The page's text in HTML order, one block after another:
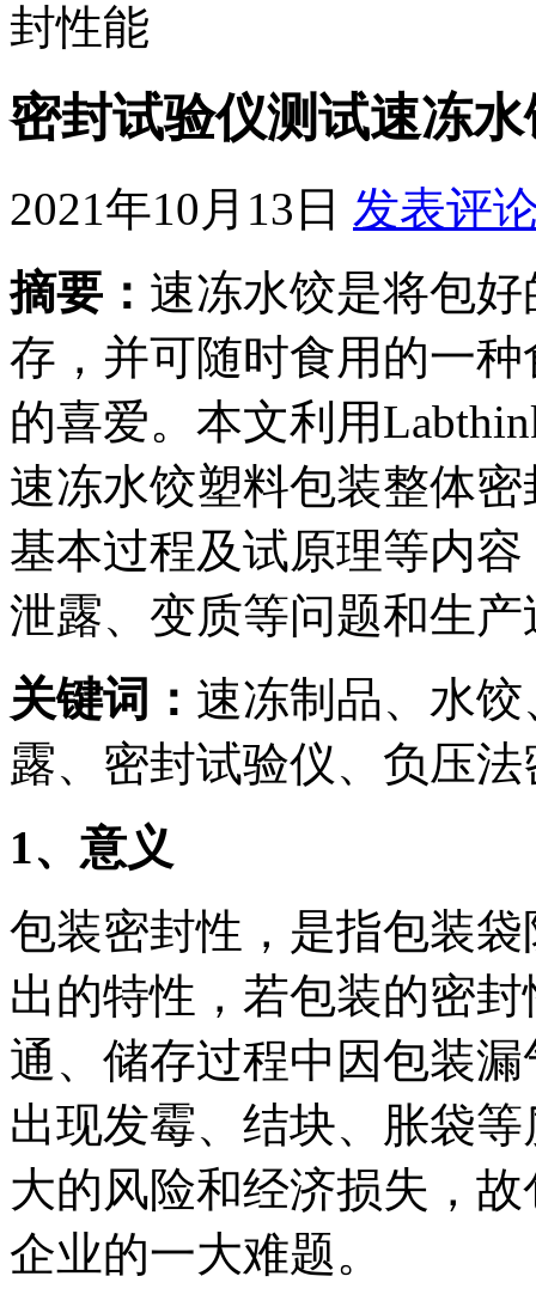
封性能
密封试验仪测试速冻
2021年10月13日 发表评
摘要： 速冻水饺是将包
存，并可随时食用的一
的喜爱。本文利用
速冻水饺塑料包装整体
基本过程及试原理等内
泄露、变质等问题和生
关键词： 速冻制品、水
露、密封试验仪、负压
1、意义
包装密封性，是指包装
出的特性，若包装的密
通、储存过程中因包装
出现发霉、结块、胀袋
大的风险和经济损失，
企业的一大难题。